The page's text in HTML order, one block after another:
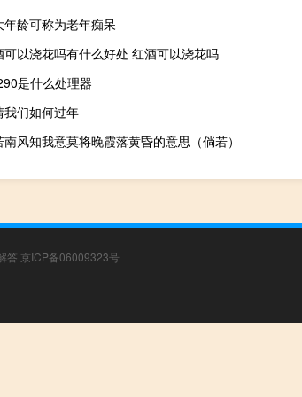
年龄可称为老年痴呆
可以浇花吗有什么好处 红酒可以浇花吗
是什么处理器
我们如何过年
南风知我意莫将晚霞落黄昏的意思（倘若）
答 京ICP备06009323号